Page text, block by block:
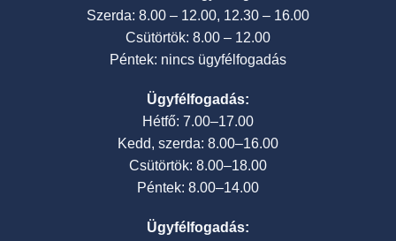
Szerda: 8.00 – 12.00, 12.30 – 16.00
Csütörtök: 8.00 – 12.00
Péntek: nincs ügyfélfogadás
Ügyfélfogadás:
Hétfő: 7.00–17.00
Kedd, szerda: 8.00–16.00
Csütörtök: 8.00–18.00
Péntek: 8.00–14.00
Ügyfélfogadás: